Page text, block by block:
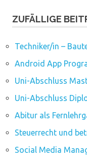
ZUFÄLLIGE
Techniker/in –
Android App
Uni-Abschluss
Uni-Abschluss
Abitur als
Steuerrecht und
Social Media